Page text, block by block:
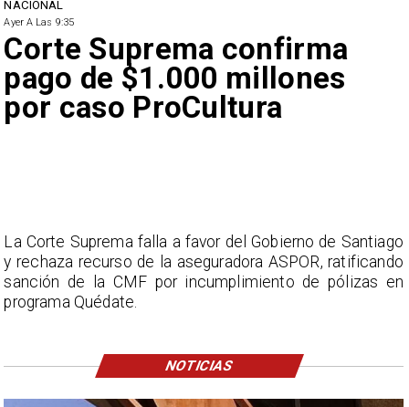
NACIONAL
Ayer A Las 9:35
Corte Suprema confirma
pago de $1.000 millones
por caso ProCultura
La Corte Suprema falla a favor del Gobierno de Santiago
y rechaza recurso de la aseguradora ASPOR, ratificando
sanción de la CMF por incumplimiento de pólizas en
programa Quédate.
NOTICIAS